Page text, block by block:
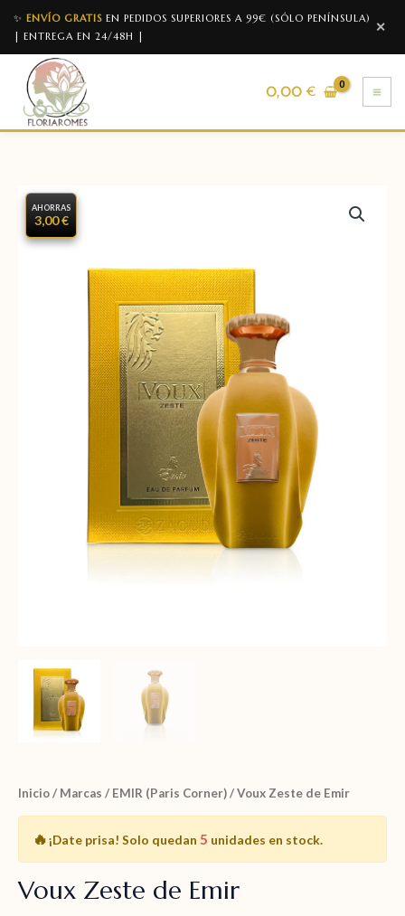
✨ ENVÍO GRATIS EN PEDIDOS SUPERIORES A 99€ (SÓLO PENÍNSULA)
| ENTREGA EN 24/48H |
✕
0,00€
AHORRAS
3,00 €
Inicio/ Marcas / EMIR (Paris Corner)/ Voux Zeste de Emir
🔥¡Date prisa! Solo quedan 5 unidades en stock.
Voux Zeste de Emir